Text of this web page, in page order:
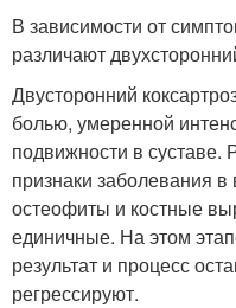
В зависимости от
различают
Двусторонний
болью, умеренной
подвижности в суставе.
признаки заболевания
остеофиты и костные
единичные. На этом
результат и процесс
регрессируют.